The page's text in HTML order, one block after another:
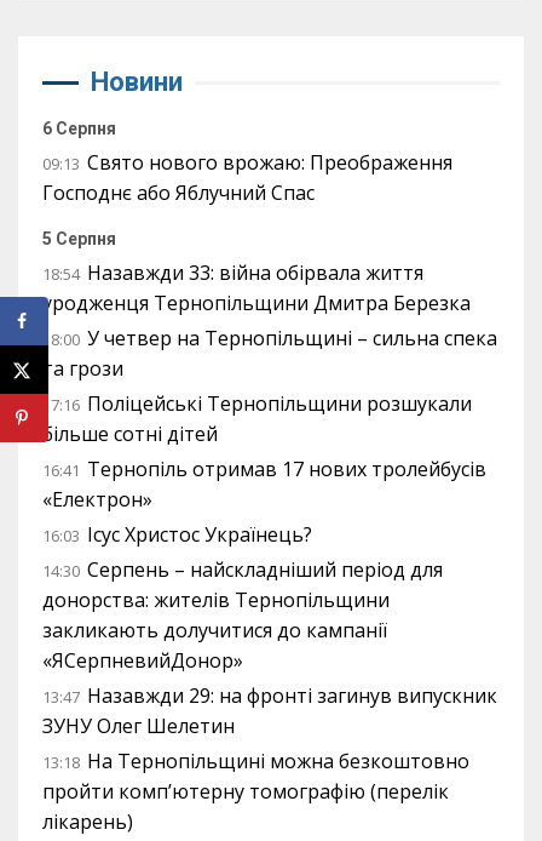
Новини
6 Серпня
09:13 Свято нового врожаю: Преображення
Господнє або Яблучний Спас
5 Серпня
18:54 Назавжди 33: війна обірвала життя
уродженця Тернопільщини Дмитра Березка
18:00 У четвер на Тернопільщині – сильна спека
та грози
17:16 Поліцейські Тернопільщини розшукали
більше сотні дітей
16:41 Тернопіль отримав 17 нових тролейбусів
«Електрон»
16:03 Ісус Христос Українець?
14:30 Серпень – найскладніший період для
донорства: жителів Тернопільщини
закликають долучитися до кампанії
«ЯСерпневийДонор»
13:47 Назавжди 29: на фронті загинув випускник
ЗУНУ Олег Шелетин
13:18 На Тернопільщині можна безкоштовно
пройти комп’ютерну томографію (перелік
лікарень)